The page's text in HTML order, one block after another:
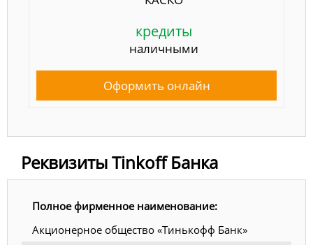
кредиты
наличными
Оформить онлайн
Реквизиты Tinkoff Банка
Полное фирменное наименование:
Акционерное общество «Тинькофф Банк»